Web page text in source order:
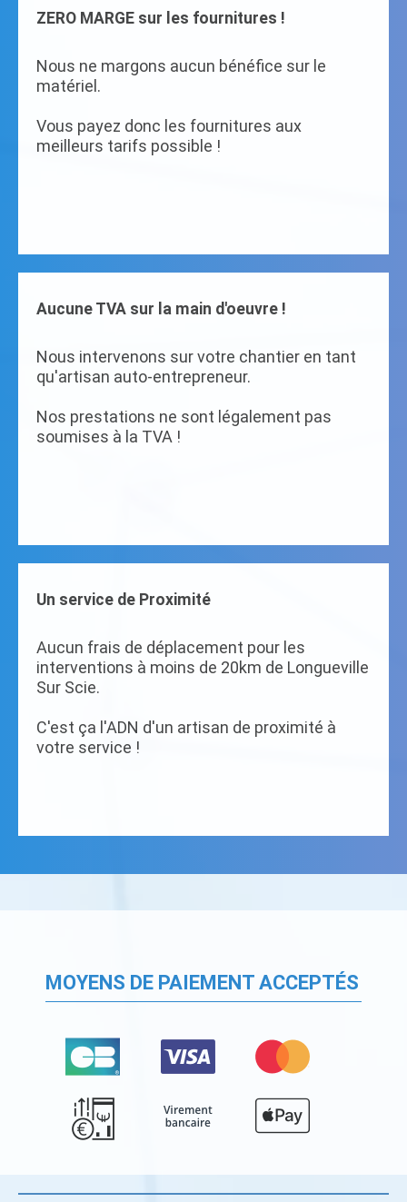
ZERO MARGE sur les fournitures !
Nous ne margons aucun bénéfice sur le
matériel.
Vous payez donc les fournitures aux
meilleurs tarifs possible !
Aucune TVA sur la main d'oeuvre !
Nous intervenons sur votre chantier en tant
qu'artisan auto-entrepreneur.
Nos prestations ne sont légalement pas
soumises à la TVA !
Un service de Proximité
Aucun frais de déplacement pour les
interventions à moins de 20km de Longueville
Sur Scie.
C'est ça l'ADN d'un artisan de proximité à
votre service !
MOYENS DE PAIEMENT ACCEPTÉS